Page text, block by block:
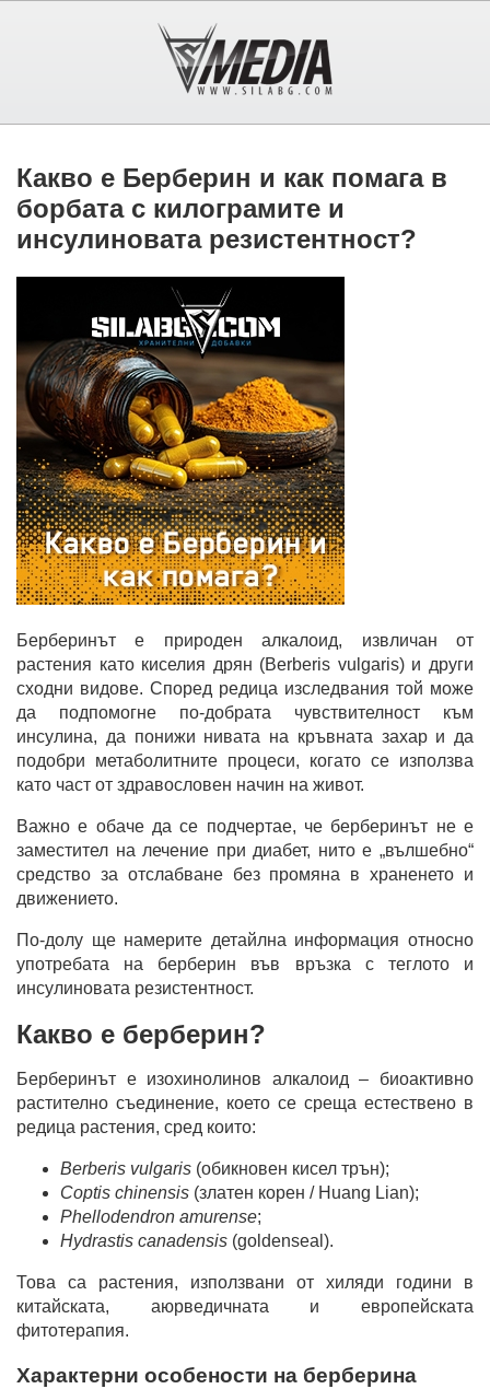
Какво е Берберин и как помага в
борбата с килограмите и
инсулиновата резистентност?
Берберинът е природен алкалоид, извличан от
растения като киселия дрян (Berberis vulgaris) и други
сходни видове. Според редица изследвания той може
да подпомогне по-добрата чувствителност към
инсулина, да понижи нивата на кръвната захар и да
подобри метаболитните процеси, когато се използва
като част от здравословен начин на живот.
Важно е обаче да се подчертае, че берберинът не е
заместител на лечение при диабет, нито е „вълшебно“
средство за отслабване без промяна в храненето и
движението.
По-долу ще намерите детайлна информация относно
употребата на берберин във връзка с теглото и
инсулиновата резистентност.
Какво е берберин?
Берберинът е изохинолинов алкалоид – биоактивно
растително съединение, което се среща естествено в
редица растения, сред които:
Berberis vulgaris (обикновен кисел трън);
Coptis chinensis (златен корен / Huang Lian);
Phellodendron amurense;
Hydrastis canadensis (goldenseal).
Това са растения, използвани от хиляди години в
китайската, аюрведичната и европейската
фитотерапия.
Характерни особености на берберина